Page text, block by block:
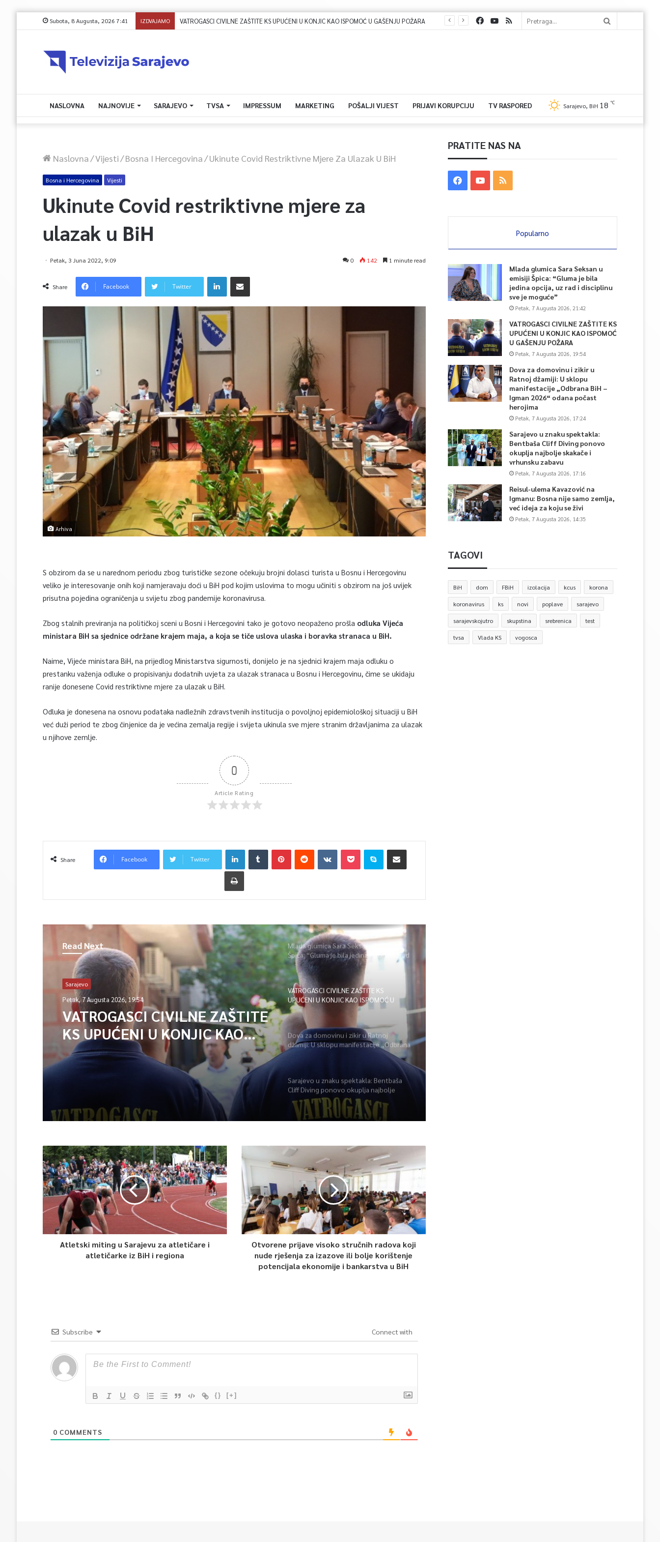
Subota, 8 Augusta, 2026 7:41 IZDVAJAMO Dova za domovinu i zikir u Ratnoj džamiji: U sklopu manifestacije „Odbrana BiH – Igman 2026“ odana počast herojima
NASLOVNA NAJNOVIJE SARAJEVO TVSA IMPRESSUM MARKETING POŠALJI VIJEST PRIJAVI KORUPCIJU TV RASPORED Sarajevo, BiH 18 ℃
Naslovna/Vijesti/Bosna I Hercegovina/Ukinute Covid Restriktivne Mjere Za Ulazak U BiH
Bosna i Hercegovina Vijesti
Ukinute Covid restriktivne mjere za
ulazak u BiH
Petak, 3 Juna 2022, 9:09 0 142 1 minute read
Share Facebook Twitter
Arhiva
S obzirom da se u narednom periodu zbog turističke sezone očekuju brojni dolasci turista u Bosnu i Hercegovinu
veliko je interesovanje onih koji namjeravaju doći u BiH pod kojim uslovima to mogu učiniti s obzirom na još uvijek
prisutna pojedina ograničenja u svijetu zbog pandemije koronavirusa.
Zbog stalnih previranja na političkoj sceni u Bosni i Hercegovini tako je gotovo neopaženo prošla odluka Vijeća
ministara BiH sa sjednice održane krajem maja, a koja se tiče uslova ulaska i boravka stranaca u BiH.
Naime, Vijeće ministara BiH, na prijedlog Ministarstva sigurnosti, donijelo je na sjednici krajem maja odluku o
prestanku važenja odluke o propisivanju dodatnih uvjeta za ulazak stranaca u Bosnu i Hercegovinu, čime se ukidaju
ranije donesene Covid restriktivne mjere za ulazak u BiH.
Odluka je donesena na osnovu podataka nadležnih zdravstvenih institucija o povoljnoj epidemiološkoj situaciji u BiH
već duži period te zbog činjenice da je većina zemalja regije i svijeta ukinula sve mjere stranim državljanima za ulazak
u njihove zemlje.
0
Article Rating
Share Facebook Twitter
Read Next
Sarajevo
Petak, 7 Augusta 2026, 19:54
VATROGASCI CIVILNE ZAŠTITE
KS UPUĆENI U KONJIC KAO
ISPOMOĆ U GAŠENJU POŽARA
Mlada glumica Sara Seksan u emisiji
Špica: “Gluma je bila jedina opcija, uz rad
i disciplinu sve je moguće”
VATROGASCI CIVILNE ZAŠTITE KS
UPUĆENI U KONJIC KAO ISPOMOĆ U
GAŠENJU POŽARA
Dova za domovinu i zikir u Ratnoj
džamiji: U sklopu manifestacije „Odbrana
BiH – Igman 2026“ odana počast
Sarajevo u znaku spektakla: Bentbaša
Cliff Diving ponovo okuplja najbolje
skakače i vrhunsku zabavu
Atletski miting u Sarajevu za atletičare i
atletičarke iz BiH i regiona
Otvorene prijave visoko stručnih radova koji
nude rješenja za izazove ili bolje korištenje
potencijala ekonomije i bankarstva u BiH
Subscribe Connect with
{} [+]
0 COMMENTS
PRATITE NAS NA
Popularno
Mlada glumica Sara Seksan u
emisiji Špica: “Gluma je bila
jedina opcija, uz rad i disciplinu
sve je moguće”
Petak, 7 Augusta 2026, 21:42
VATROGASCI CIVILNE ZAŠTITE KS
UPUĆENI U KONJIC KAO ISPOMOĆ
U GAŠENJU POŽARA
Petak, 7 Augusta 2026, 19:54
Dova za domovinu i zikir u
Ratnoj džamiji: U sklopu
manifestacije „Odbrana BiH –
Igman 2026“ odana počast
herojima
Petak, 7 Augusta 2026, 17:24
Sarajevo u znaku spektakla:
Bentbaša Cliff Diving ponovo
okuplja najbolje skakače i
vrhunsku zabavu
Petak, 7 Augusta 2026, 17:16
Reisul-ulema Kavazović na
Igmanu: Bosna nije samo zemlja,
već ideja za koju se živi
Petak, 7 Augusta 2026, 14:35
TAGOVI
BiH dom FBiH izolacija kcus korona
koronavirus ks novi poplave sarajevo
sarajevskojutro skupstina srebrenica test
tvsa Vlada KS vogosca